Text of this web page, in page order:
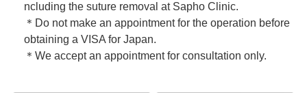
ncluding the suture removal at Sapho Clinic.
＊Do not make an appointment for the operation before
obtaining a VISA for Japan.
＊We accept an appointment for consultation only.